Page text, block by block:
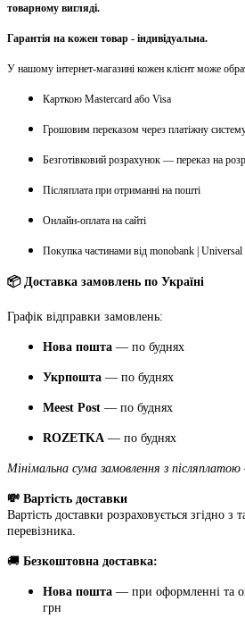
товарному вигляді.
Гарантія на кожен товар - індивідуальна.
У нашому інтернет-магазині кожен клієнт може
Карткою Mastercard або Visa
Грошовим переказом через платіжну
Безготівковий розрахунок — переказ на
Післяплата при отриманні на пошті
Онлайн-оплата на сайті
Покупка частинами від monobank |
📦 Доставка замовлень по Україні
Графік відправки замовлень:
Нова пошта — по буднях
Укрпошта — по буднях
Meest Post — по буднях
ROZETKA — по буднях
Мінімальна сума замовлення з післяплатою
💸 Вартість доставки
Вартість доставки розраховується згідно з
перевізника.
🚚 Безкоштовна доставка:
Нова пошта — при оформленні та
грн